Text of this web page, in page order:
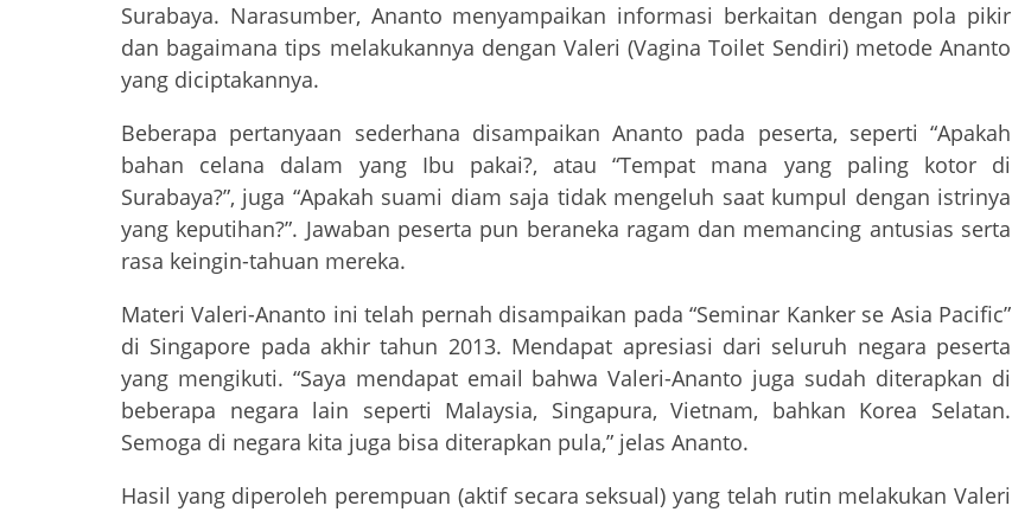
Surabaya. Narasumber, Ananto menyampaikan informasi berkaitan dengan pola pikir
dan bagaimana tips melakukannya dengan Valeri (Vagina Toilet Sendiri) metode Ananto
yang diciptakannya.
Beberapa pertanyaan sederhana disampaikan Ananto pada peserta, seperti “Apakah
bahan celana dalam yang Ibu pakai?, atau “Tempat mana yang paling kotor di
Surabaya?”, juga “Apakah suami diam saja tidak mengeluh saat kumpul dengan istrinya
yang keputihan?”. Jawaban peserta pun beraneka ragam dan memancing antusias serta
rasa keingin-tahuan mereka.
Materi Valeri-Ananto ini telah pernah disampaikan pada “Seminar Kanker se Asia Pacific”
di Singapore pada akhir tahun 2013. Mendapat apresiasi dari seluruh negara peserta
yang mengikuti. “Saya mendapat email bahwa Valeri-Ananto juga sudah diterapkan di
beberapa negara lain seperti Malaysia, Singapura, Vietnam, bahkan Korea Selatan.
Semoga di negara kita juga bisa diterapkan pula,” jelas Ananto.
Hasil yang diperoleh perempuan (aktif secara seksual) yang telah rutin melakukan Valeri